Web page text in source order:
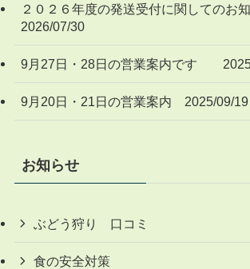
２０２６年度の発送受付に関してのお
2026/07/30
9月27日・28日の営業案内です
9月20日・21日の営業案内 2025/09/19
お知らせ
ぶどう狩り 口コミ
食の安全対策